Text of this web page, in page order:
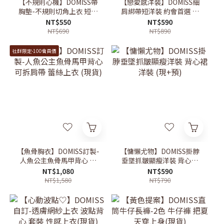
【不規則心機】DOMISS帶
胸墊-不規則切角上衣 短袖
上衣 T恤 (現+預)
NT$550
NT$690
【戀愛感洋裝】DOMISS細
肩綁帶短洋裝 約會首選 背
心裙 蕾絲洋裝 渡假洋裝 (現
+預)
NT$590
NT$890
社群限定-100會員價
【魚骨胸衣】DOMISS訂製-
人魚公主魚骨馬甲背心 可
拆肩帶 蕾絲上衣 (現貨)
NT$1,080
NT$1,580
【慵懶尤物】DOMISS掛脖
垂墜抓皺顯瘦洋裝 背心裙
洋裝 (現+預)
NT$590
NT$790